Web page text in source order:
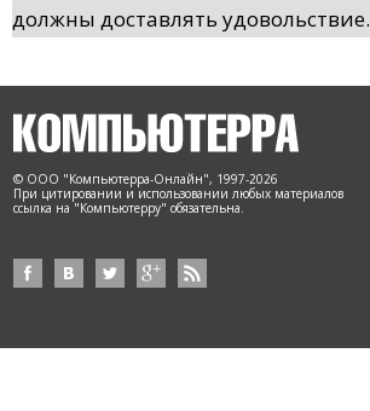
должны доставлять удовольствие.
© ООО "Компьютерра-Онлайн", 1997-2026
При цитировании и использовании любых материалов
ссылка на "Компьютерру" обязательна.